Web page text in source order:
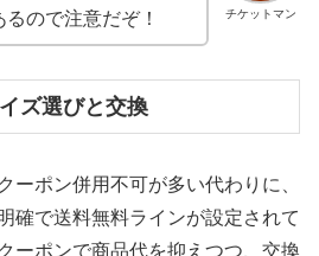
チケットマン
ので注意だぞ！
ズ選びと交換
ーポン併用不可が多い代わりに、
確で送料無料ラインが設定されて
ーポンで商品代を抑えつつ、交換